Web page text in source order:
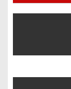
з
п
и